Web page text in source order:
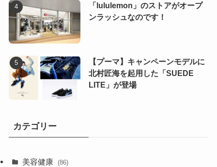
「lululemon」のストアがオープ
ンラッシュなのです！
【プーマ】キャンペーンモデルに
北村匠海を起用した「SUEDE
LITE」が登場
カテゴリー
美容健康 (86)